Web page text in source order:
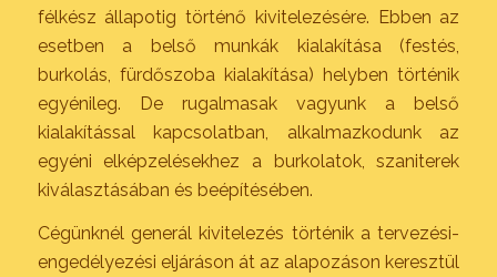
félkész állapotig történő kivitelezésére. Ebben az
esetben a belső munkák kialakítása (festés,
burkolás, fürdőszoba kialakítása) helyben történik
egyénileg. De rugalmasak vagyunk a belső
kialakítással kapcsolatban, alkalmazkodunk az
egyéni elképzelésekhez a burkolatok, szaniterek
kiválasztásában és beépítésében.
Cégünknél generál kivitelezés történik a tervezési-
engedélyezési eljáráson át az alapozáson keresztül